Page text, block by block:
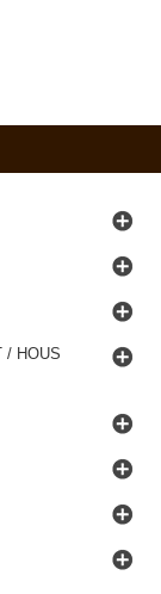
/ HOUS